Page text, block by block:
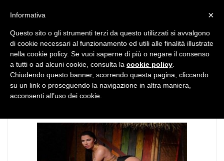
TAG: fotografie oscene
×
Informativa
Questo sito o gli strumenti terzi da questo utilizzati si avvalgono
di cookie necessari al funzionamento ed utili alle finalità illustrate
nella cookie policy. Se vuoi saperne di più o negare il consenso
a tutti o ad alcuni cookie, consulta la cookie policy
Chiudendo questo banner, scorrendo questa pagina, cliccando
su un link o proseguendo la navigazione in altra maniera,
acconsenti all’uso dei cookie.